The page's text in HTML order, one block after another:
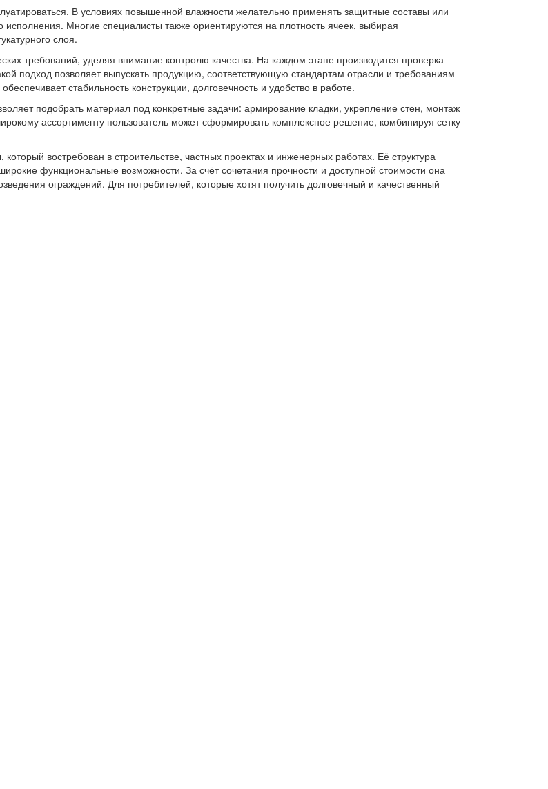
В условиях повышенной влажности желательно применять защитные составы или
Многие специалисты также ориентируются на плотность ячеек, выбирая
слоя.
требований, уделяя внимание контролю качества. На каждом этапе производится проверка
подход позволяет выпускать продукцию, соответствующую стандартам отрасли и требованиям
стабильность конструкции, долговечность и удобство в работе.
подобрать материал под конкретные задачи: армирование кладки, укрепление стен, монтаж
ассортименту пользователь может сформировать комплексное решение, комбинируя сетку
востребован в строительстве, частных проектах и инженерных работах. Её структура
функциональные возможности. За счёт сочетания прочности и доступной стоимости она
ограждений. Для потребителей, которые хотят получить долговечный и качественный